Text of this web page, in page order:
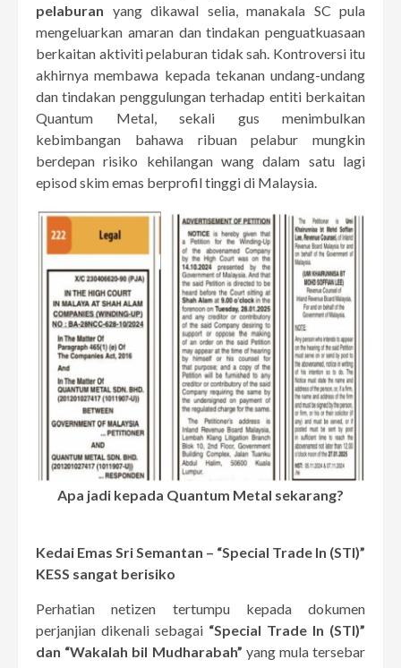
pelaburan yang dikawal selia, manakala SC pula
mengeluarkan amaran dan tindakan penguatkuasaan
berkaitan aktiviti pelaburan tidak sah. Kontroversi itu
akhirnya membawa kepada tekanan undang-undang
dan tindakan penggulungan terhadap entiti berkaitan
Quantum Metal, sekali gus menimbulkan
kebimbangan bahawa ribuan pelabur mungkin
berdepan risiko kehilangan wang dalam satu lagi
episod skim emas berprofil tinggi di Malaysia.
Apa jadi kepada Quantum Metal sekarang?
Kedai Emas Sri Semantan – “Special Trade In (STI)”
KESS sangat berisiko
Perhatian netizen tertumpu kepada dokumen
perjanjian dikenali sebagai “Special Trade In (STI)”
dan “Wakalah bil Mudharabah” yang mula tersebar